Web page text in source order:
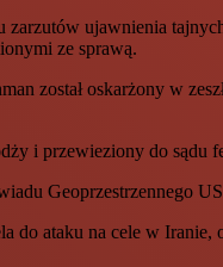
ujawnienia
ze sprawą.
został oskarżony w
i przewieziony do sądu
Geoprzestrzennego
do ataku na cele w